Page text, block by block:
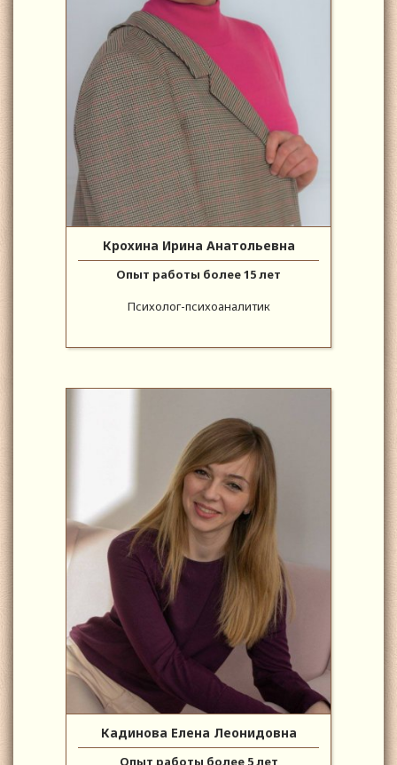
Крохина Ирина Анатольевна
Опыт работы более 15 лет
Психолог-психоаналитик
Кадинова Елена Леонидовна